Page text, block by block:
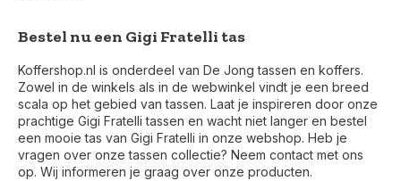
Bestel nu een Gigi Fratelli tas
Koffershop.nl is onderdeel van De Jong tassen en koffers.
Zowel in de winkels als in de webwinkel vindt je een breed
scala op het gebied van tassen. Laat je inspireren door onze
prachtige Gigi Fratelli tassen en wacht niet langer en bestel
een mooie tas van Gigi Fratelli in onze webshop. Heb je
vragen over onze tassen collectie? Neem contact met ons
op. Wij informeren je graag over onze producten.